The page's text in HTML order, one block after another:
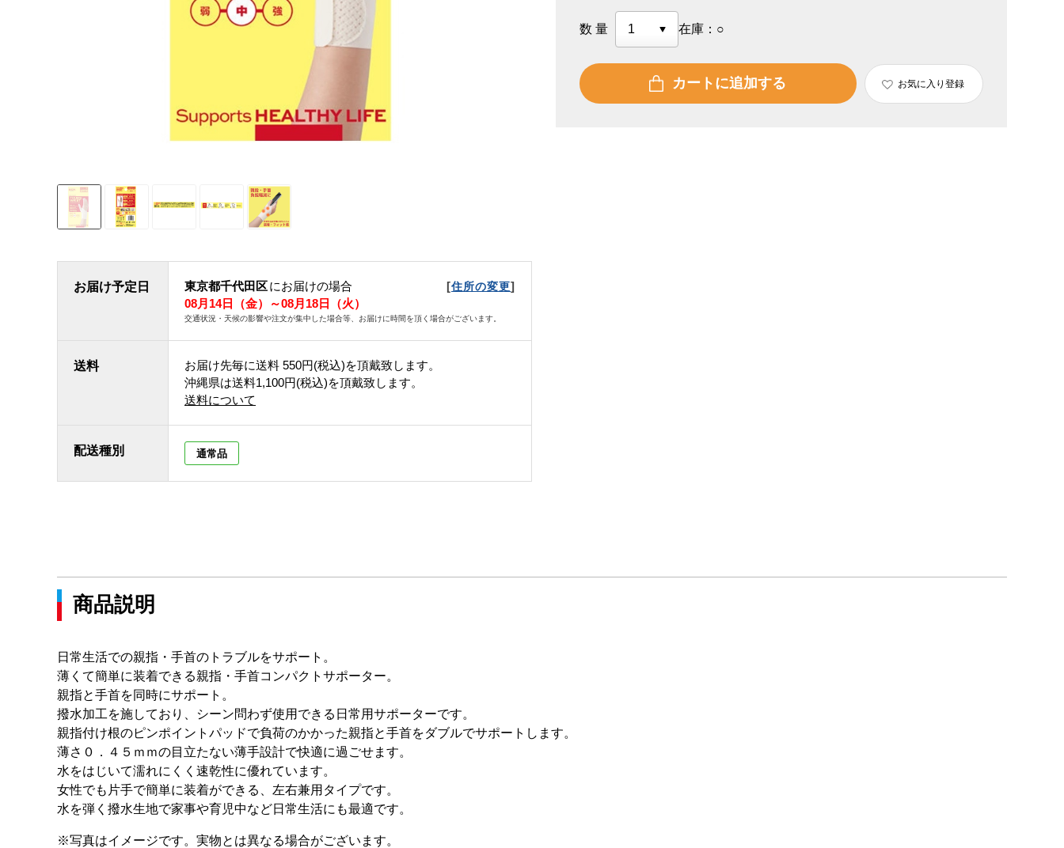
お届け予定日 東京都千代田区にお届けの場合 [住所の変更]
08月14日（金）～08月18日（火）
交通状況・天候の影響や注文が集中した場合等、お届けに時間を頂く場合がございます。
送料 お届け先毎に送料 550円(税込)を頂戴致します。
沖縄県は送料1,100円(税込)を頂戴致します。
送料について
配送種別 通常品
数量 在庫： ○
カートに追加する お気に入り登録
商品説明
日常生活での親指・手首のトラブルをサポート。
薄くて簡単に装着できる親指・手首コンパクトサポーター。
親指と手首を同時にサポート。
撥水加工を施しており、シーン問わず使用できる日常用サポーターです。
親指付け根のピンポイントパッドで負荷のかかった親指と手首をダブルでサポートします。
薄さ０．４５ｍｍの目立たない薄手設計で快適に過ごせます。
水をはじいて濡れにくく速乾性に優れています。
女性でも片手で簡単に装着ができる、左右兼用タイプです。
水を弾く撥水生地で家事や育児中など日常生活にも最適です。
※写真はイメージです。実物とは異なる場合がございます。